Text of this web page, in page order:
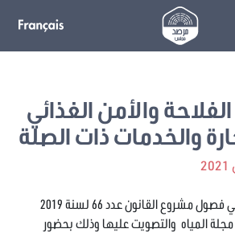
والأمن الغذائي
والخدمات ذات الصلة
مواصلة النظر في فصول مشروع القانون عدد 66 لسنة 2019
مجلة المياه والتصويت عليها وذلك بحضور